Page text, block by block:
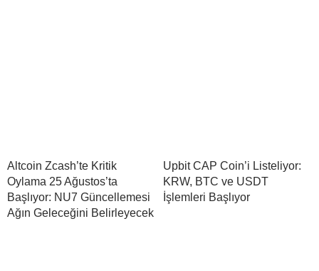
Altcoin Zcash’te Kritik
Oylama 25 Ağustos’ta
Başlıyor: NU7 Güncellemesi
Ağın Geleceğini Belirleyecek
Upbit CAP Coin’i Listeliyor:
KRW, BTC ve USDT
İşlemleri Başlıyor